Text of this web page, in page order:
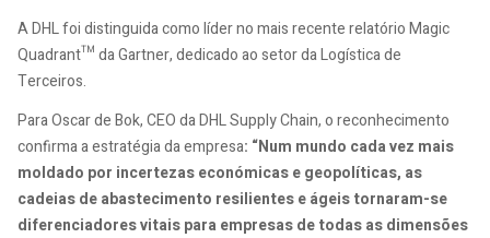
A DHL foi distinguida como líder no mais recente relatório Magic
Quadrant™ da Gartner, dedicado ao setor da Logística de
Terceiros.
Para Oscar de Bok, CEO da DHL Supply Chain, o reconhecimento
confirma a estratégia da empresa: “Num mundo cada vez mais
moldado por incertezas económicas e geopolíticas, as
cadeias de abastecimento resilientes e ágeis tornaram-se
diferenciadores vitais para empresas de todas as dimensões